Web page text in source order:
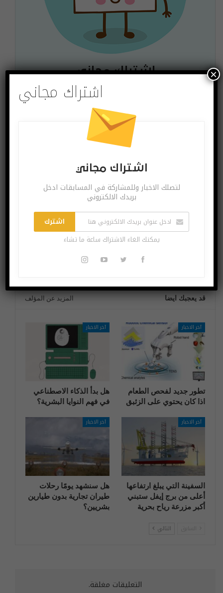
اشتراك مجاني
لتصلك الاخبار وللمشاركة في المسابقات ادخل بريدك
الالكتروني
يمكنك الغاء الاشتراك ساعة ما تشاء
البوست السابق
مستخدمو
سامسونغ يجب
البوست القادم
تطبيق تخطيط القلب
وإشعار اضطراب
على Apple Watch
قد يعجبك ايضا المزيد عن المؤلف
آخر الاخبار
تطور جديد لفحص الطعام
اذا كان يحتوي على الزئبق
آخر الاخبار
هل بدأ الذكاء الاصطناعي
في فهم النوايا البشرية؟
آخر الاخبار
السفينة التي يبلغ ارتفاعها
أعلى من برج إيفل ستبني
أكبر مزرعة رياح بحرية
آخر الاخبار
هل سنشهد يومًا رحلات
طيران تجارية بدون طيارين
بشريين؟
التالي
التعليقات مغلقة.
اشتراك مجاني
اشتراك مجاني
لتصلك الاخبار وللمشاركة في المسابقات ادخل
بريدك الالكتروني
اشترك
يمكنك الغاء الاشتراك ساعة ما تشاء
×